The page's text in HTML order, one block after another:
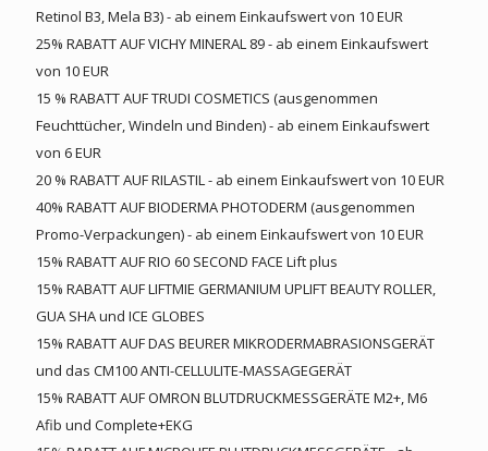
Retinol B3, Mela B3) - ab einem Einkaufswert von 10 EUR
25% RABATT AUF VICHY MINERAL 89 - ab einem Einkaufswert
von 10 EUR
15 % RABATT AUF TRUDI COSMETICS (ausgenommen
Feuchttücher, Windeln und Binden) - ab einem Einkaufswert
von 6 EUR
20 % RABATT AUF RILASTIL - ab einem Einkaufswert von 10 EUR
40% RABATT AUF BIODERMA PHOTODERM (ausgenommen
Promo-Verpackungen) - ab einem Einkaufswert von 10 EUR
15% RABATT AUF RIO 60 SECOND FACE Lift plus
15% RABATT AUF LIFTMIE GERMANIUM UPLIFT BEAUTY ROLLER,
GUA SHA und ICE GLOBES
15% RABATT AUF DAS BEURER MIKRODERMABRASIONSGERÄT
und das CM100 ANTI-CELLULITE-MASSAGEGERÄT
15% RABATT AUF OMRON BLUTDRUCKMESSGERÄTE M2+, M6
Afib und Complete+EKG